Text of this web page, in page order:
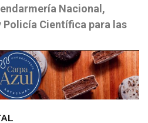
Nacional,
Policía Científica para las